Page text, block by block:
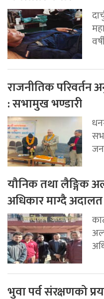
राजनीतिक
: सभामुख भण्डारी
यौनिक तथा लैङ्गिक
अधिकार माग्दै
भुवा पर्व संरक्षणको